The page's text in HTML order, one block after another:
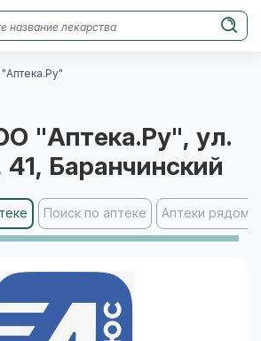
"Аптека.Ру", ул.
, Баранчинский
Поиск по аптеке Аптеки рядом